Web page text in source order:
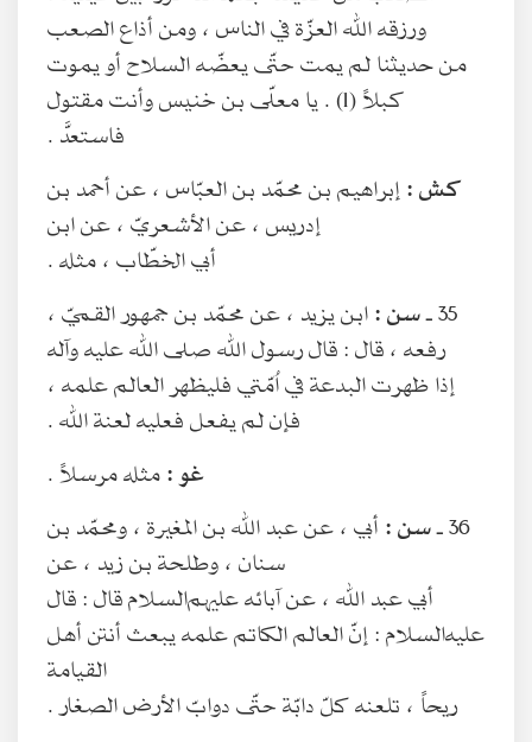
ورزقه الله العزّة في الناس ، ومن أذاع الصعب
من حديثنا لم يمت حتّى يعضّه السلاح أو يموت
كبلاً (1) . يا معلّى بن خنيس وأنت مقتول
فاستعدَّ .
كش :إبراهيم بن محمّد بن العبّاس ، عن أحمد بن
إدريس ، عن الأشعريّ ، عن ابن
أبي الخطّاب ، مثله .
35 ـ سن :ابن يزيد ، عن محمّد بن جمهور القميّ ،
رفعه ، قال : قال رسول الله صلى الله عليه وآله
إذا ظهرت البدعة في اُمّتي فليظهر العالم علمه ،
فإن لم يفعل فعليه لعنة الله .
غو :مثله مرسلاً .
36 ـ سن :أبي ، عن عبد الله بن المغيرة ، ومحمّد بن
سنان ، وطلحة بن زيد ، عن
أبي عبد الله ، عن آبائه عليهم‌السلام قال : قال
عليه‌السلام : إنّ العالم الكاتم علمه يبعث أنتن أهل
القيامة
ريحاً ، تلعنه كلّ دابّة حتّى دوابّ الأرض الصغار .